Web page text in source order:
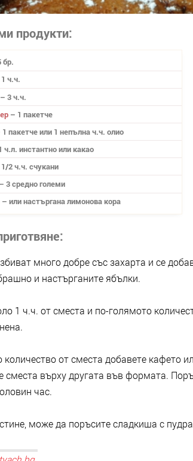
продукти
бр.
ч.ч.
– 3 ч.ч.
– 1 пакетче
1 пакетче или 1 непълна ч.ч. олио
ч.л. инстантно или какао
2 ч.ч. счукани
– 3 средно големи
– или настъргана лимонова кора
много добре със захарта и се
и настърганите ябълки.
1 ч.ч. от сместа и по-голямото
количество от сместа добавете кафето
сместа върху другата във формата.
час.
може да поръсите сладкиша с